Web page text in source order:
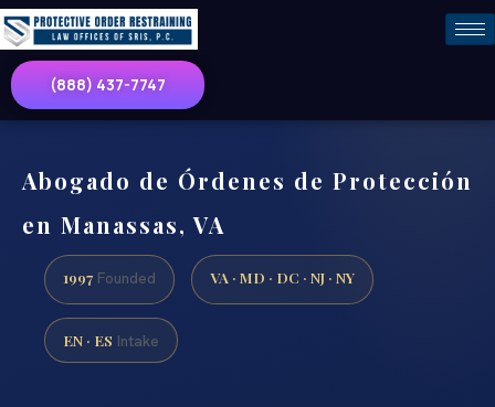
(888) 437-7747
Abogado de Órdenes de Protección
en Manassas, VA
1997 Founded VA · MD · DC · NJ · NY
EN · ES Intake